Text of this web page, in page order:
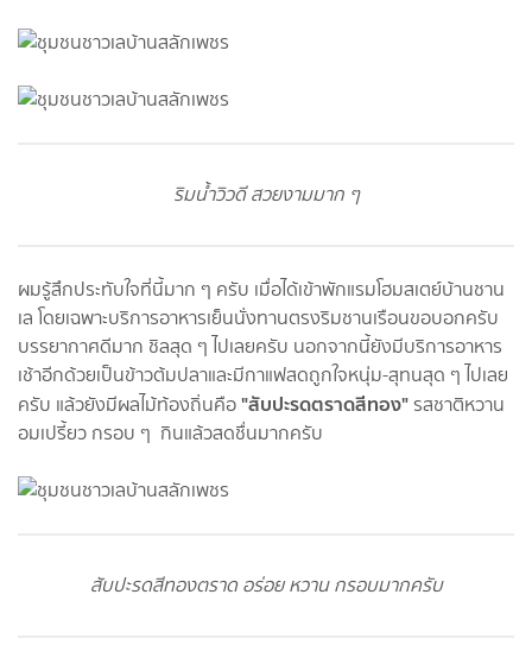
ริมน้ำวิวดี สวยงามมาก ๆ
ผมรู้สึกประทับใจที่นี้มาก ๆ ครับ เมื่อได้เข้าพักแรมโฮมสเตย์บ้านชาน
เล โดยเฉพาะบริการอาหารเย็นนั่งทานตรงริมชานเรือนขอบอกครับ
บรรยากาศดีมาก ชิลสุด ๆ ไปเลยครับ นอกจากนี้ยังมีบริการอาหาร
เช้าอีกด้วยเป็นข้าวต้มปลาและมีกาแฟสดถูกใจหนุ่ม-สุทนสุด ๆ ไปเลย
ครับ แล้วยังมีผลไม้ท้องถิ่นคือ"สับปะรดตราดสีทอง"รสชาติหวาน
อมเปรี้ยว กรอบ ๆ กินแล้วสดชื่นมากครับ
สับปะรดสีทองตราด อร่อย หวาน กรอบมากครับ